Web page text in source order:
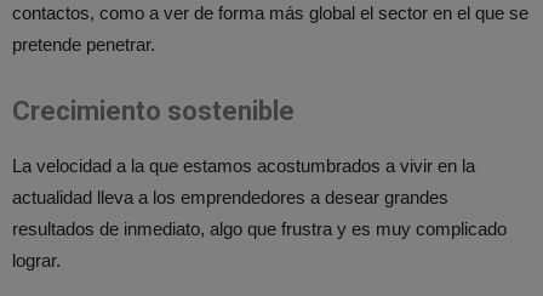
contactos, como a ver de forma más global el sector en el que se
pretende penetrar.
Crecimiento sostenible
La velocidad a la que estamos acostumbrados a vivir en la
actualidad lleva a los emprendedores a desear grandes
resultados de inmediato, algo que frustra y es muy complicado
lograr.